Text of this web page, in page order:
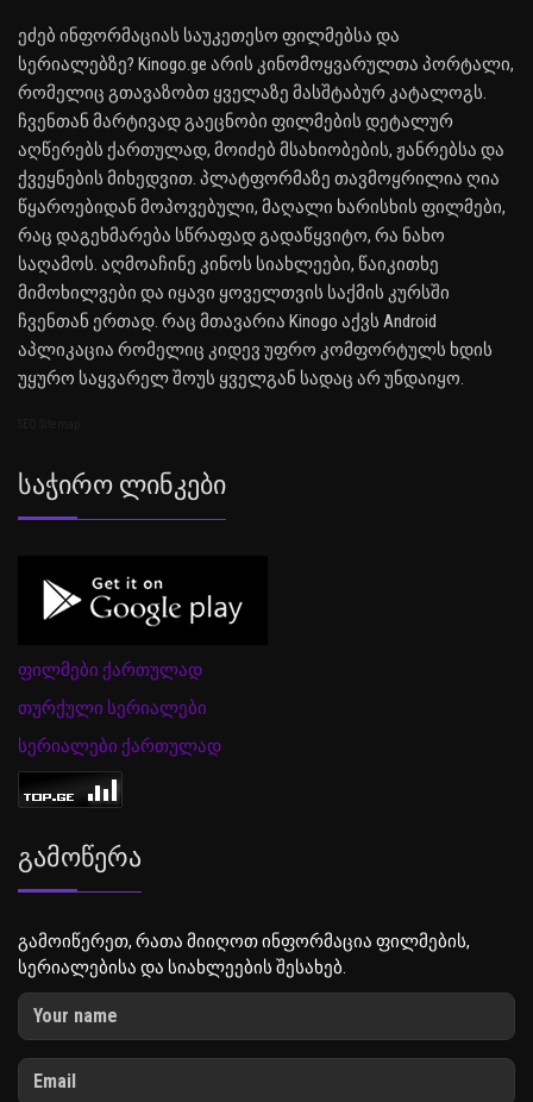
ეძებ ინფორმაციას საუკეთესო ფილმებსა და
სერიალებზე? Kinogo.ge არის კინომოყვარულთა პორტალი,
რომელიც გთავაზობთ ყველაზე მასშტაბურ კატალოგს.
ჩვენთან მარტივად გაეცნობი ფილმების დეტალურ
აღწერებს ქართულად, მოიძებ მსახიობების, ჟანრებსა და
ქვეყნების მიხედვით. პლატფორმაზე თავმოყრილია ღია
წყაროებიდან მოპოვებული, მაღალი ხარისხის ფილმები,
რაც დაგეხმარება სწრაფად გადაწყვიტო, რა ნახო
საღამოს. აღმოაჩინე კინოს სიახლეები, წაიკითხე
მიმოხილვები და იყავი ყოველთვის საქმის კურსში
ჩვენთან ერთად. რაც მთავარია Kinogo აქვს Android
აპლიკაცია რომელიც კიდევ უფრო კომფორტულს ხდის
უყურო საყვარელ შოუს ყველგან სადაც არ უნდაიყო.
Საჭირო Ლინკები
ფილმები ქართულად
თურქული სერიალები
სერიალები ქართულად
Გამოწერა
გამოიწერეთ, რათა მიიღოთ ინფორმაცია ფილმების,
სერიალებისა და სიახლეების შესახებ.